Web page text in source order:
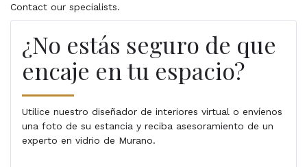
Contact our specialists.
¿No estás seguro de que
encaje en tu espacio?
Utilice nuestro diseñador de interiores virtual o envíenos
una foto de su estancia y reciba asesoramiento de un
experto en vidrio de Murano.